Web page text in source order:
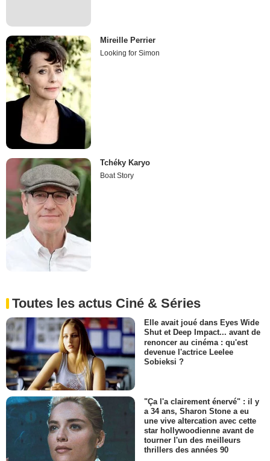
Mireille Perrier
Looking for Simon
Tchéky Karyo
Boat Story
Toutes les actus Ciné & Séries
Elle avait joué dans Eyes Wide
Shut et Deep Impact... avant de
renoncer au cinéma : qu'est
devenue l'actrice Leelee
Sobieksi ?
"Ça l'a clairement énervé" : il y
a 34 ans, Sharon Stone a eu
une vive altercation avec cette
star hollywoodienne avant de
tourner l'un des meilleurs
thrillers des années 90